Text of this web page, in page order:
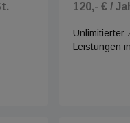
120,- € /
Unlimitierter
Leistungen